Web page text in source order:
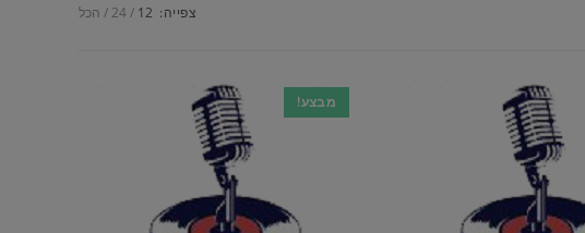
צפייה: 12
24 הכל
מבצע!